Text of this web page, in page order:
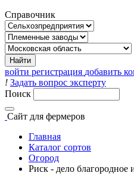
Справочник
войти регистрация добавить
! Задать вопрос эксперту
Поиск
Сайт для фермеров
Главная
Каталог сортов
Огород
Риск - дело благородное